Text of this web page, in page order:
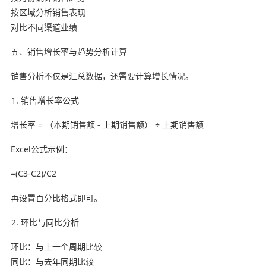
按区域分析销售表现
对比不同渠道业绩
五、销售增长率与趋势分析计算
销售分析不仅是汇总数据，还需要计算增长情况。
销售增长率公式
增长率 = （本期销售额 - 上期销售额） ÷ 上期销售额
Excel公式示例：
=(C3-C2)/C2
再设置百分比格式即可。
环比与同比分析
环比：与上一个周期比较
同比：与去年同期比较